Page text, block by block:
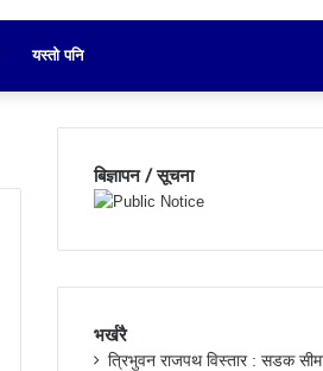
यस्तो पनि
बिज्ञापन / सूचना
भर्खरै
त्रिभुवन राजपथ विस्तार : सडक